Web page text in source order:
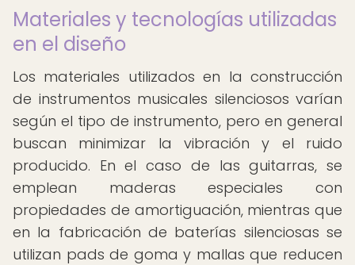
Materiales y tecnologías utilizadas
en el diseño
Los materiales utilizados en la construcción
de instrumentos musicales silenciosos varían
según el tipo de instrumento, pero en general
buscan minimizar la vibración y el ruido
producido. En el caso de las guitarras, se
emplean maderas especiales con
propiedades de amortiguación, mientras que
en la fabricación de baterías silenciosas se
utilizan pads de goma y mallas que reducen